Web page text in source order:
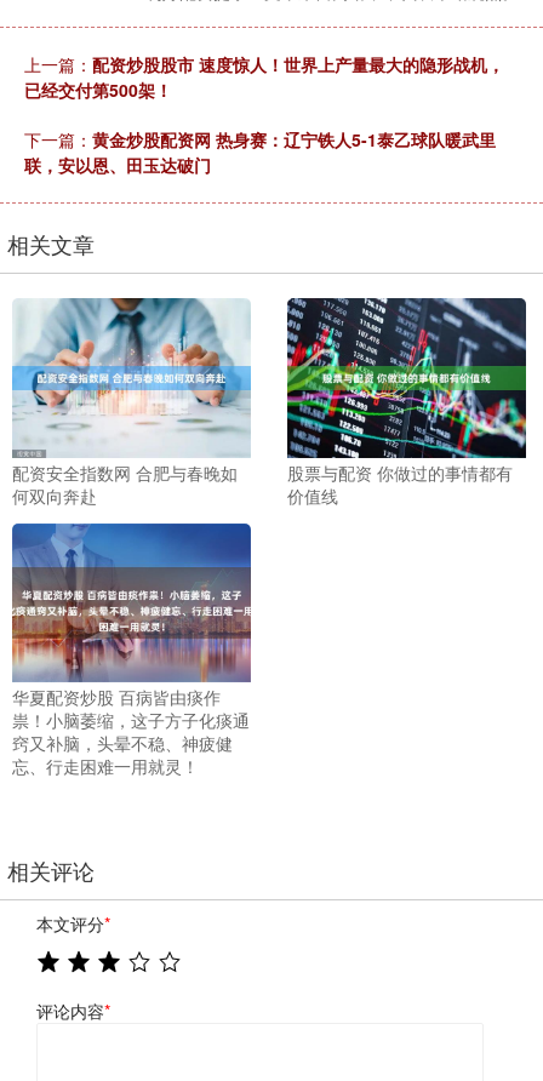
上一篇： 配资炒股股市 速度惊人！世界上产量最大的隐形战机，
已经交付第500架！
下一篇： 黄金炒股配资网 热身赛：辽宁铁人5-1泰乙球队暖武里
联，安以恩、田玉达破门
相关文章
配资安全指数网 合肥与春晚如
何双向奔赴
股票与配资 你做过的事情都有
价值线
华夏配资炒股 百病皆由痰作
祟！小脑萎缩，这子方子化痰通
窍又补脑，头晕不稳、神疲健
忘、行走困难一用就灵！
相关评论
本文评分*
评论内容*